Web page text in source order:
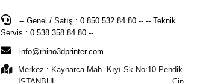
-- Genel / Satış : 0 850 532 84 80 -- -- Teknik
Servis : 0 538 358 84 80 --
info@rhino3dprinter.com
Merkez : Kaynarca Mah. Kıyı Sk No:10 Pendik